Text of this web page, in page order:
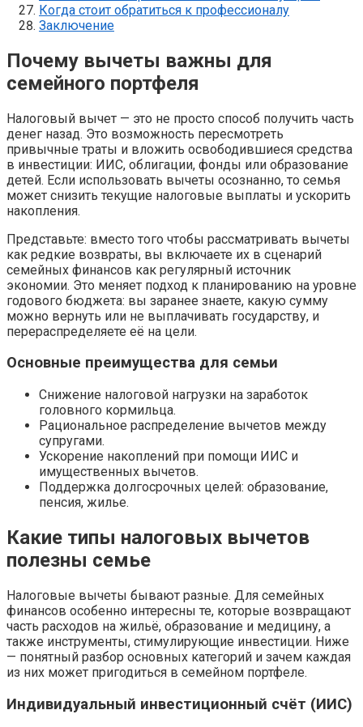
Когда стоит обратиться к профессионалу
Заключение
Почему вычеты важны для
семейного портфеля
Налоговый вычет — это не просто способ получить часть
денег назад. Это возможность пересмотреть
привычные траты и вложить освободившиеся средства
в инвестиции: ИИС, облигации, фонды или образование
детей. Если использовать вычеты осознанно, то семья
может снизить текущие налоговые выплаты и ускорить
накопления.
Представьте: вместо того чтобы рассматривать вычеты
как редкие возвраты, вы включаете их в сценарий
семейных финансов как регулярный источник
экономии. Это меняет подход к планированию на уровне
годового бюджета: вы заранее знаете, какую сумму
можно вернуть или не выплачивать государству, и
перераспределяете её на цели.
Основные преимущества для семьи
Снижение налоговой нагрузки на заработок
головного кормильца.
Рациональное распределение вычетов между
супругами.
Ускорение накоплений при помощи ИИС и
имущественных вычетов.
Поддержка долгосрочных целей: образование,
пенсия, жилье.
Какие типы налоговых вычетов
полезны семье
Налоговые вычеты бывают разные. Для семейных
финансов особенно интересны те, которые возвращают
часть расходов на жильё, образование и медицину, а
также инструменты, стимулирующие инвестиции. Ниже
— понятный разбор основных категорий и зачем каждая
из них может пригодиться в семейном портфеле.
Индивидуальный инвестиционный счёт (ИИС)